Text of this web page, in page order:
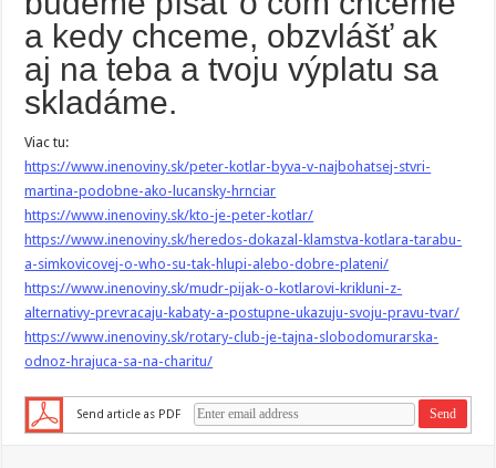
a kedy chceme, obzvlášť ak
aj na teba a tvoju výplatu sa
skladáme.
Viac tu:
https://www.inenoviny.sk/peter-kotlar-byva-v-najbohatsej-stvri-
martina-podobne-ako-lucansky-hrnciar
https://www.inenoviny.sk/kto-je-peter-kotlar/
https://www.inenoviny.sk/heredos-dokazal-klamstva-kotlara-tarabu-
a-simkovicovej-o-who-su-tak-hlupi-alebo-dobre-plateni/
https://www.inenoviny.sk/mudr-pijak-o-kotlarovi-krikluni-z-
alternativy-prevracaju-kabaty-a-postupne-ukazuju-svoju-pravu-tvar/
https://www.inenoviny.sk/rotary-club-je-tajna-slobodomurarska-
odnoz-hrajuca-sa-na-charitu/
Send article as PDF